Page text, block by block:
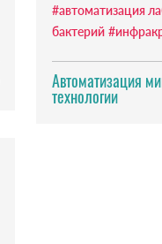
#автоматизация
бактерий
Автоматизация
технологии